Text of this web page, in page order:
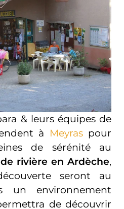
& leurs équipes de
à
Meyraspour
de sérénité au
rivière en Ardèche,
seront au
un environnement
de découvrir